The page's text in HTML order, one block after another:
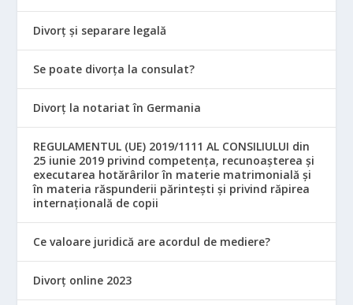
Divorț și separare legală
Se poate divorța la consulat?
Divorț la notariat în Germania
REGULAMENTUL (UE) 2019/1111 AL CONSILIULUI din
25 iunie 2019 privind competența, recunoașterea și
executarea hotărârilor în materie matrimonială și
în materia răspunderii părintești și privind răpirea
internațională de copii
Ce valoare juridică are acordul de mediere?
Divorț online 2023